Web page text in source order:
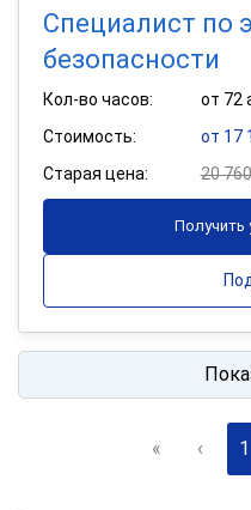
Специалист по
безопасности
Кол-во часов:
от 72
Стоимость:
от 17
Старая цена:
20
Получить
« ‹ 1